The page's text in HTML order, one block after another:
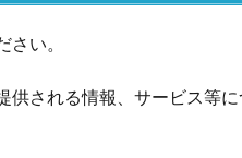
い。
供される情報、サービス等